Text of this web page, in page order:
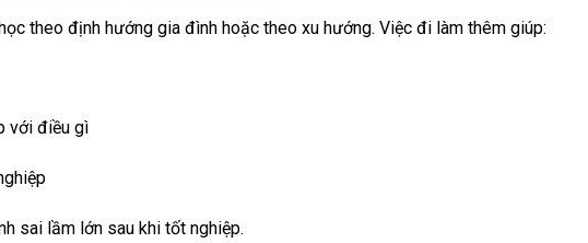
theo định hướng gia đình hoặc theo xu hướng. Việc đi làm thêm giúp:
với điều gì
sai lầm lớn sau khi tốt nghiệp.